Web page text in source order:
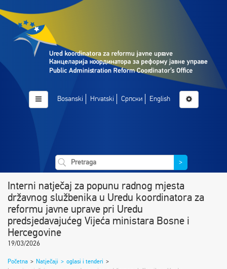
Bosanski Hrvatski Српски English
>
Interni natječaj za popunu radnog mjesta
državnog službenika u Uredu koordinatora za
reformu javne uprave pri Uredu
predsjedavajućeg Vijeća ministara Bosne i
Hercegovine
19/03/2026
Početna > Natječaji > oglasi i tenderi >